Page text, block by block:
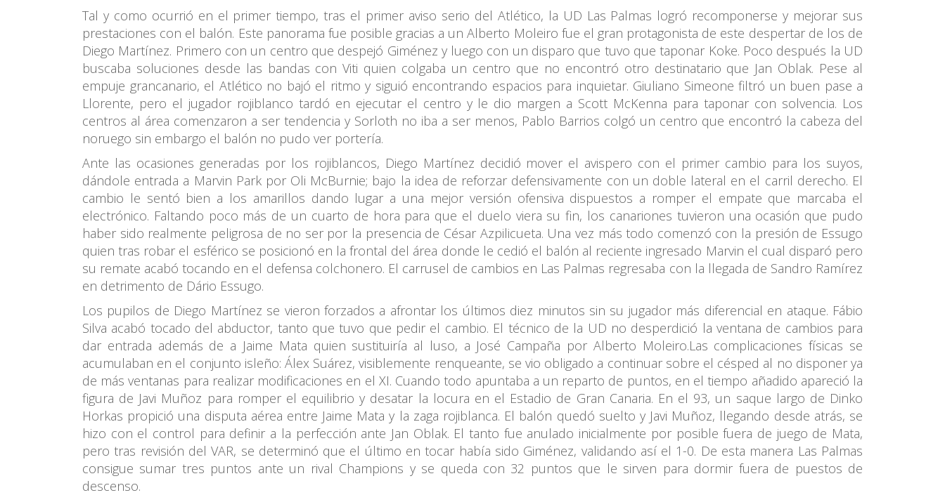
Tal y como ocurrió en el primer tiempo, tras el primer aviso serio del Atlético, la UD Las Palmas logró recomponerse y mejorar sus
prestaciones con el balón. Este panorama fue posible gracias a un Alberto Moleiro fue el gran protagonista de este despertar de los de
Diego Martínez. Primero con un centro que despejó Giménez y luego con un disparo que tuvo que taponar Koke. Poco después la UD
buscaba soluciones desde las bandas con Viti quien colgaba un centro que no encontró otro destinatario que Jan Oblak. Pese al
empuje grancanario, el Atlético no bajó el ritmo y siguió encontrando espacios para inquietar. Giuliano Simeone filtró un buen pase a
Llorente, pero el jugador rojiblanco tardó en ejecutar el centro y le dio margen a Scott McKenna para taponar con solvencia. Los
centros al área comenzaron a ser tendencia y Sorloth no iba a ser menos, Pablo Barrios colgó un centro que encontró la cabeza del
noruego sin embargo el balón no pudo ver portería.
Ante las ocasiones generadas por los rojiblancos, Diego Martínez decidió mover el avispero con el primer cambio para los suyos,
dándole entrada a Marvin Park por Oli McBurnie; bajo la idea de reforzar defensivamente con un doble lateral en el carril derecho. El
cambio le sentó bien a los amarillos dando lugar a una mejor versión ofensiva dispuestos a romper el empate que marcaba el
electrónico. Faltando poco más de un cuarto de hora para que el duelo viera su fin, los canariones tuvieron una ocasión que pudo
haber sido realmente peligrosa de no ser por la presencia de César Azpilicueta. Una vez más todo comenzó con la presión de Essugo
quien tras robar el esférico se posicionó en la frontal del área donde le cedió el balón al reciente ingresado Marvin el cual disparó pero
su remate acabó tocando en el defensa colchonero. El carrusel de cambios en Las Palmas regresaba con la llegada de Sandro Ramírez
en detrimento de Dário Essugo.
Los pupilos de Diego Martínez se vieron forzados a afrontar los últimos diez minutos sin su jugador más diferencial en ataque. Fábio
Silva acabó tocado del abductor, tanto que tuvo que pedir el cambio. El técnico de la UD no desperdició la ventana de cambios para
dar entrada además de a Jaime Mata quien sustituiría al luso, a José Campaña por Alberto Moleiro.Las complicaciones físicas se
acumulaban en el conjunto isleño: Álex Suárez, visiblemente renqueante, se vio obligado a continuar sobre el césped al no disponer ya
de más ventanas para realizar modificaciones en el XI. Cuando todo apuntaba a un reparto de puntos, en el tiempo añadido apareció la
figura de Javi Muñoz para romper el equilibrio y desatar la locura en el Estadio de Gran Canaria. En el 93, un saque largo de Dinko
Horkas propició una disputa aérea entre Jaime Mata y la zaga rojiblanca. El balón quedó suelto y Javi Muñoz, llegando desde atrás, se
hizo con el control para definir a la perfección ante Jan Oblak. El tanto fue anulado inicialmente por posible fuera de juego de Mata,
pero tras revisión del VAR, se determinó que el último en tocar había sido Giménez, validando así el 1-0. De esta manera Las Palmas
consigue sumar tres puntos ante un rival Champions y se queda con 32 puntos que le sirven para dormir fuera de puestos de
descenso.